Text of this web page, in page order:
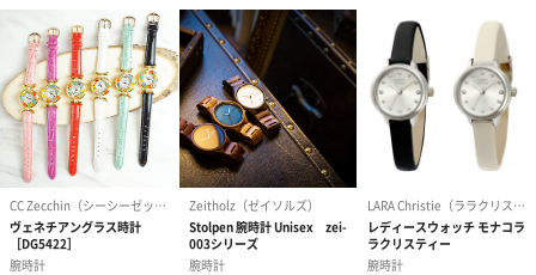
あり（400円）